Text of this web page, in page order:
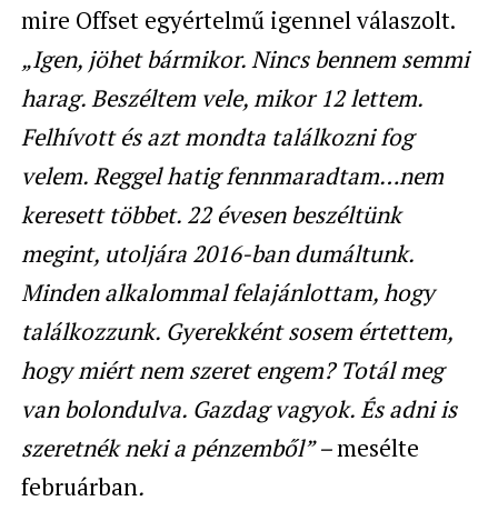
mire Offset egyértelmű igennel válaszolt.
„Igen, jöhet bármikor. Nincs bennem semmi
harag. Beszéltem vele, mikor 12 lettem.
Felhívott és azt mondta találkozni fog
velem. Reggel hatig fennmaradtam…nem
keresett többet. 22 évesen beszéltünk
megint, utoljára 2016-ban dumáltunk.
Minden alkalommal felajánlottam, hogy
találkozzunk. Gyerekként sosem értettem,
hogy miért nem szeret engem? Totál meg
van bolondulva. Gazdag vagyok. És adni is
szeretnék neki a pénzemből” –mesélte
februárban.